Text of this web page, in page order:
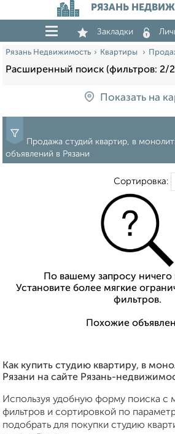
РЯЗАНЬ
Закладки
Рязань Недвижимость Квартиры
Расширенный поиск (фильтров: 2/
Показать на
Продажа студий квартир, в
объявлений в Рязани
Сортировка:
По вашему запросу
Установите более мягкие
фильтров.
Похожие
Как купить студию квартиру, в
Рязани на сайте Рязань-
Используя удобную форму поиска с
фильтров и сортировкой по
подобрать для покупки студию